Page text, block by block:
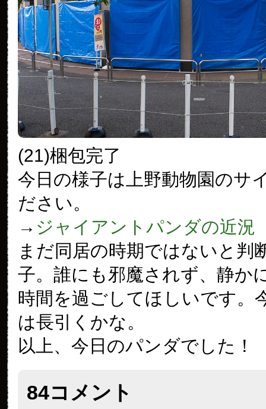
(21)梱包完了
今日の様子は上野動物園のサ
ださい。
→ ジャイアントパンダの近況
まだ同居の時期ではないと判
子。誰にも邪魔されず、静か
時間を過ごしてほしいです。
は長引くかな。
以上、今日のパンダでした！
84コメント